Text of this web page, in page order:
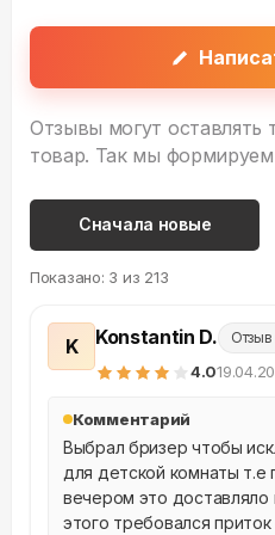
Отзывы могут оставлять
товар. Так мы
Сначала новые
Показано: 3 из 213
K Konstantin D. Отзыв
4.0
Комментарий
Выбрал бризер чтобы
для детской комнаты
вечером это
этого требовался